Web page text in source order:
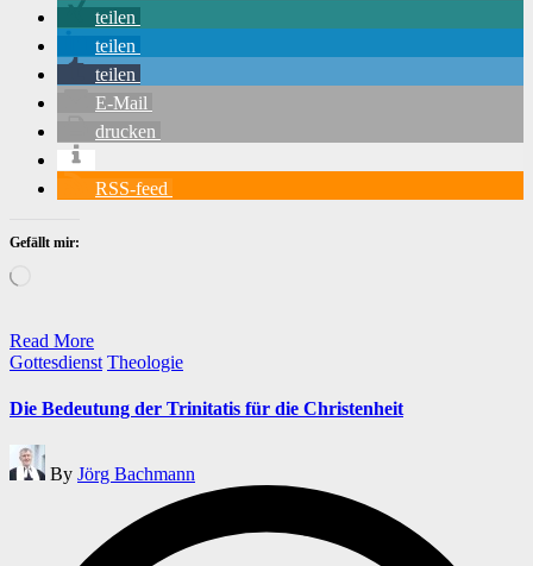
teilen
teilen
teilen
E-Mail
drucken
RSS-feed
Gefällt mir:
Read More
Posted
Gottesdienst Theologie
Die Bedeutung der Trinitatis für die Christenheit
Posted
by
By Jörg Bachmann